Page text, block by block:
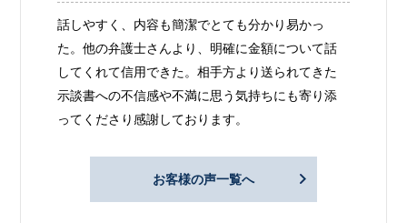
話しやすく、内容も簡潔でとても分かり易かっ
た。他の弁護士さんより、明確に金額について話
してくれて信用できた。相手方より送られてきた
示談書への不信感や不満に思う気持ちにも寄り添
ってくださり感謝しております。
お客様の声一覧へ